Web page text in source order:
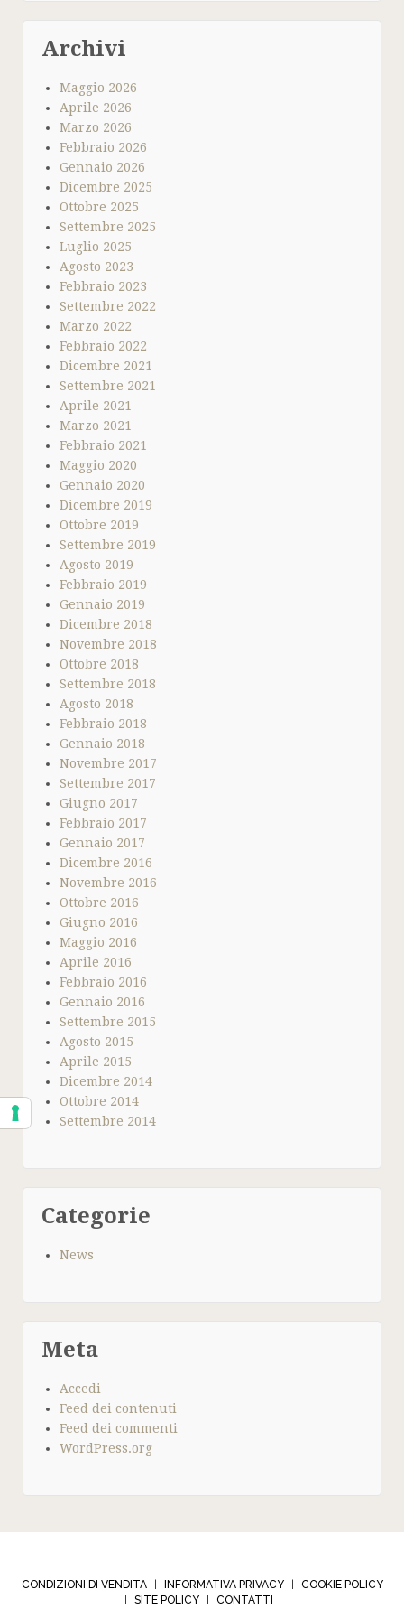
Archivi
Maggio 2026
Aprile 2026
Marzo 2026
Febbraio 2026
Gennaio 2026
Dicembre 2025
Ottobre 2025
Settembre 2025
Luglio 2025
Agosto 2023
Febbraio 2023
Settembre 2022
Marzo 2022
Febbraio 2022
Dicembre 2021
Settembre 2021
Aprile 2021
Marzo 2021
Febbraio 2021
Maggio 2020
Gennaio 2020
Dicembre 2019
Ottobre 2019
Settembre 2019
Agosto 2019
Febbraio 2019
Gennaio 2019
Dicembre 2018
Novembre 2018
Ottobre 2018
Settembre 2018
Agosto 2018
Febbraio 2018
Gennaio 2018
Novembre 2017
Settembre 2017
Giugno 2017
Febbraio 2017
Gennaio 2017
Dicembre 2016
Novembre 2016
Ottobre 2016
Giugno 2016
Maggio 2016
Aprile 2016
Febbraio 2016
Gennaio 2016
Settembre 2015
Agosto 2015
Aprile 2015
Dicembre 2014
Ottobre 2014
Settembre 2014
Categorie
News
Meta
Accedi
Feed dei contenuti
Feed dei commenti
WordPress.org
CONDIZIONI DI VENDITA INFORMATIVA PRIVACY COOKIE POLICY
SITE POLICY CONTATTI